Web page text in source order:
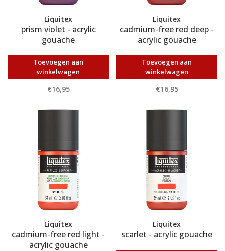
Liquitex
prism violet - acrylic
gouache
Toevoegen aan
winkelwagen
€16,95
Liquitex
cadmium-free red deep -
acrylic gouache
Toevoegen aan
winkelwagen
€16,95
Liquitex
cadmium-free red light -
acrylic gouache
Liquitex
scarlet - acrylic gouache